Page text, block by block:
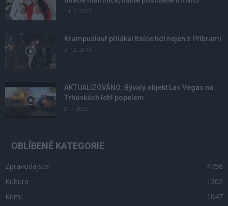
14. 2. 2023
Krampuslauf přilákal tisíce lidí nejen z Příbrami
2. 12. 2016
AKTUALIZOVÁNO: Bývalý objekt Las Vegas na
Trhovkách lehl popelem
8. 7. 2023
OBLÍBENÉ KATEGORIE
Zpravodajství
4756
Kultura
1302
Krimi
1047